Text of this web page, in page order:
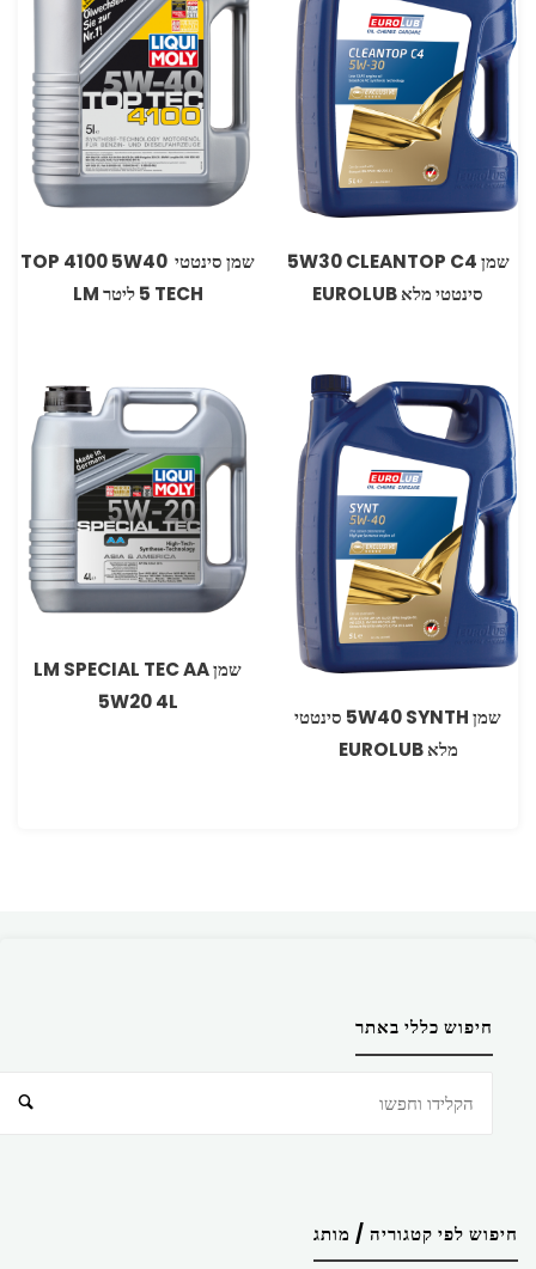
שמן 5W30 CLEANTOP C4
סינטטי מלא EUROLUB
‏שמן סינטטי 5W40‏ 4100 ‏TOP
TECH ‏5 ליטר ‏LM
שמן 5W40 SYNTH סינטטי
מלא EUROLUB
שמן LM SPECIAL TEC AA
5W20 4L
חיפוש כללי באתר
חיפוש לפי קטגוריה / מותג